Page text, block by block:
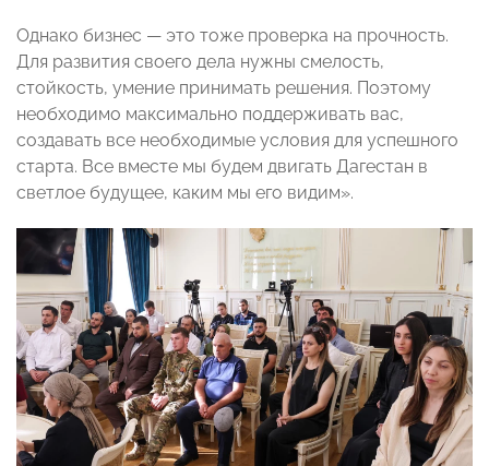
Однако бизнес — это тоже проверка на прочность.
Для развития своего дела нужны смелость,
стойкость, умение принимать решения. Поэтому
необходимо максимально поддерживать вас,
создавать все необходимые условия для успешного
старта. Все вместе мы будем двигать Дагестан в
светлое будущее, каким мы его видим».